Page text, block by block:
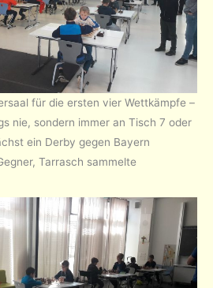
für die ersten vier Wettkämpfe –
nie, sondern immer an Tisch 7 oder
ein Derby gegen Bayern
Tarrasch sammelte